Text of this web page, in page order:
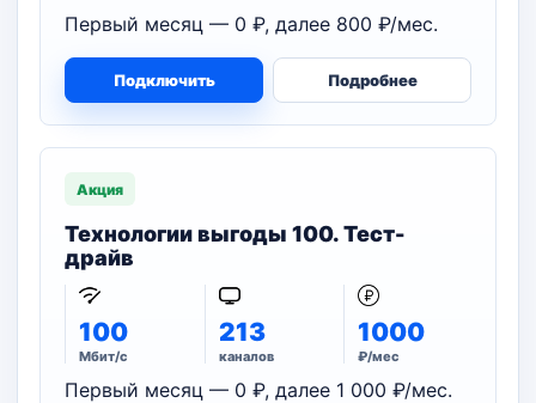
Первый месяц — 0 ₽, далее 800 ₽/мес.
Подключить Подробнее
Акция
Технологии выгоды 100. Тест-
драйв
100
Мбит/с
213
каналов
1000
₽/мес
Первый месяц — 0 ₽, далее 1 000 ₽/мес.